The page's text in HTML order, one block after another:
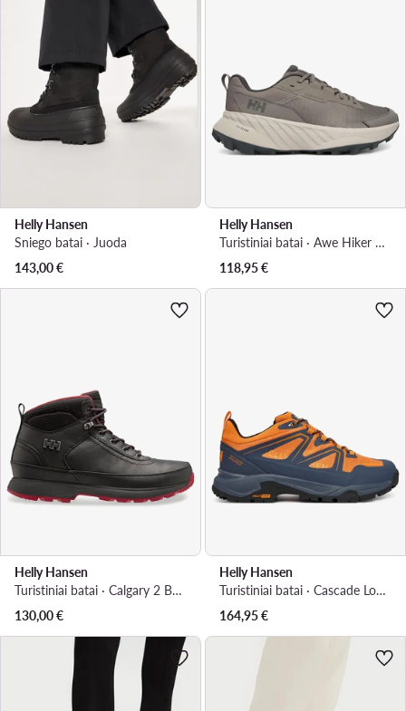
Helly Hansen
Sniego batai · Juoda
143,00€
Helly Hansen
Turistiniai batai · Awe Hiker Dwr 12091 · Pilka
118,95€
Helly Hansen
Turistiniai batai · Calgary 2 Boots 12036 · Juoda
130,00€
Helly Hansen
Turistiniai batai · Cascade Low Ht 11749 · Oranžinė
164,95€